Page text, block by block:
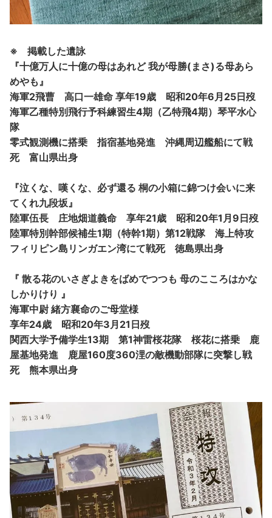
※ 掲載した遺詠
『十億万人に十億の母はあれど 我が母勝(まさ)る母あら
めやも』
海軍2飛曹 高口一雄命 享年19歳 昭和20年6月25日歿
海軍乙種特別飛行予科練習生4期（乙特飛4期）琴平水心
隊
零式観測機に搭乗 指宿基地発進 沖縄周辺艦船にて戦
死 富山県出身
『泣くな、嘆くな、必ず還る 桐の小箱に錦つけ会いに来
てくれ九段坂』
陸軍伍長 庄地畑道義命 享年21歳 昭和20年1月9日歿
陸軍特別幹部候補生1期（特幹1期）第12戦隊 海上特攻
フィリピン島リンガエン湾にて戦死 徳島県出身
『 散る花のいさぎよきをばめでつつも 母のこころはかな
しかりけり 』
海軍中尉 緒方襄命のご母堂様
享年24歳 昭和20年3月21日歿
関西大学予備学生13期 第1神雷桜花隊 桜花に搭乗 鹿
屋基地発進 鹿屋160度360浬の敵機動部隊に突撃し戦
死 熊本県出身